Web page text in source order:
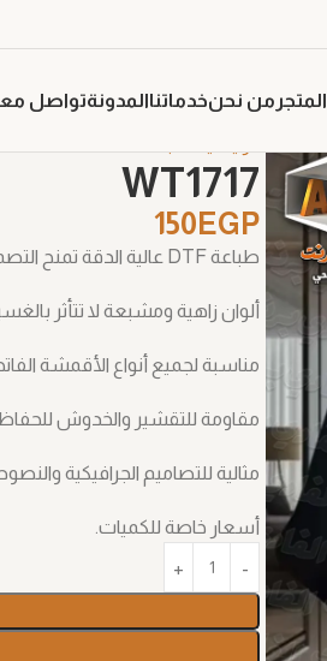
المتجر من نحنخدماتناالمدونةتواصل
WT1717
150 EGP
طباعة DTF عالية الدقة تمنح التصميم وضوح وتفاصيل مثالية.
ألوان زاهية ومشبعة لا تتأثر
مناسبة لجميع أنواع الأقمشة
مقاومة للتقشير والخدوش
مثالية للتصاميم الجرافيكية
أسعار خاصة للكميات.